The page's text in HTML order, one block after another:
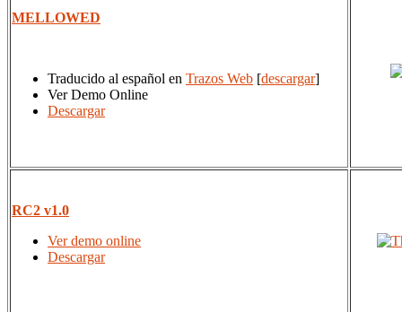
MELLOWED
Traducido al español en Trazos Web [descargar]
Ver Demo Online
Descargar
RC2 v1.0
Ver demo online
Descargar